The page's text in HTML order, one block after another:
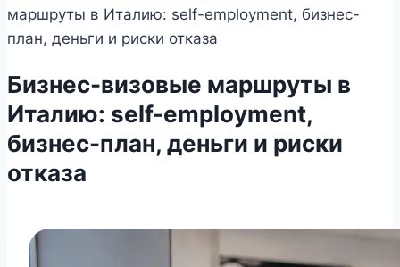
маршруты в Италию: self-employment, бизнес-
план, деньги и риски отказа
Бизнес-визовые маршруты в
Италию: self-employment,
бизнес-план, деньги и риски
отказа